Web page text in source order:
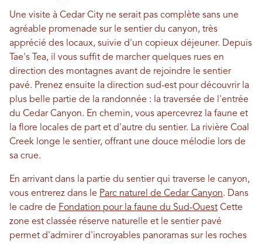
Une visite à Cedar City ne serait pas complète sans une
agréable promenade sur le sentier du canyon, très
apprécié des locaux, suivie d'un copieux déjeuner. Depuis
Tae's Tea, il vous suffit de marcher quelques rues en
direction des montagnes avant de rejoindre le sentier
pavé. Prenez ensuite la direction sud-est pour découvrir la
plus belle partie de la randonnée : la traversée de l'entrée
du Cedar Canyon. En chemin, vous apercevrez la faune et
la flore locales de part et d'autre du sentier. La rivière Coal
Creek longe le sentier, offrant une douce mélodie lors de
sa crue.
En arrivant dans la partie du sentier qui traverse le canyon,
vous entrerez dans le Parc naturel de Cedar Canyon. Dans
le cadre de Fondation pour la faune du Sud-Ouest Cette
zone est classée réserve naturelle et le sentier pavé
permet d'admirer d'incroyables panoramas sur les roches